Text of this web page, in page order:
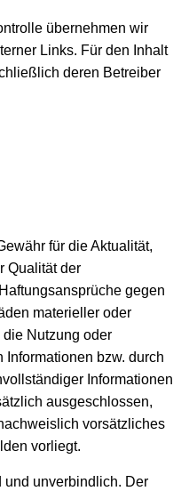
übernehmen wir
Links. Für den Inhalt
deren Betreiber
für die Aktualität,
Qualität der
gegen
materieller oder
Nutzung oder
Informationen bzw. durch
Informationen
ausgeschlossen,
vorsätzliches
vorliegt.
unverbindlich. Der